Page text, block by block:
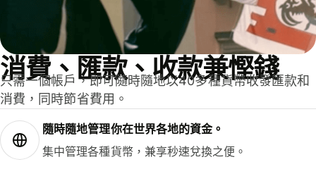
消費、匯款、收款兼慳錢
只需一個帳戶，即可隨時隨地以40多種貨幣收發匯款和
消費，同時節省費用。
隨時隨地管理你在世界各地的資金。
集中管理各種貨幣，兼享秒速兌換之便。